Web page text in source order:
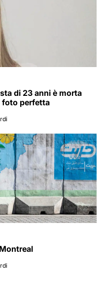
di 23 anni è morta
foto perfetta